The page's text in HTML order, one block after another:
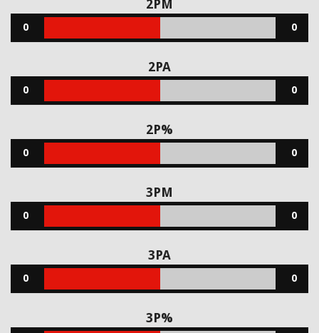
2PM
0 0
2PA
0 0
2P%
0 0
3PM
0 0
3PA
0 0
3P%